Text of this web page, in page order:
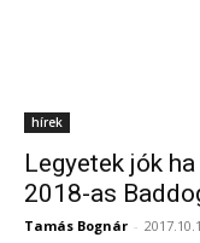
hírek
Legyetek jók
2018-as
Tamás Bognár -